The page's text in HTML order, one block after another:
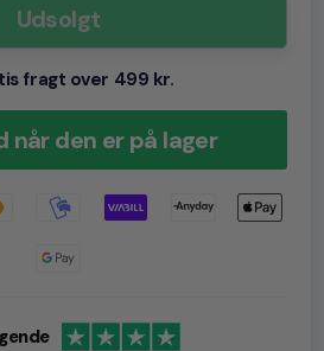
Udsolgt
fragt over 499 kr.
når den er på lager